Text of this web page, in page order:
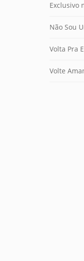
Exclusivo
Não Sou
Volta Pra
Volte